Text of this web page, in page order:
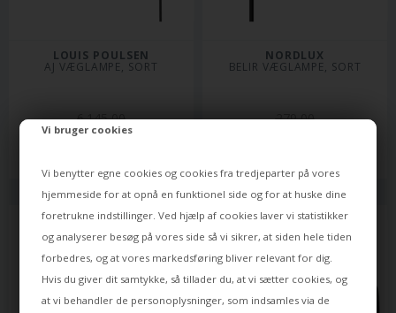
Vi bruger cookies
Vi benytter egne cookies og cookies fra tredjeparter på vores
hjemmeside for at opnå en funktionel side og for at huske dine
foretrukne indstillinger. Ved hjælp af cookies laver vi statistikker
og analyserer besøg på vores side så vi sikrer, at siden hele tiden
forbedres, og at vores markedsføring bliver relevant for dig.
Hvis du giver dit samtykke, så tillader du, at vi sætter cookies, og
at vi behandler de personoplysninger, som indsamles via de
LOUIS POULSEN
AJ VÆGLAMPE, SORT
6.145,00
4.295,00DKK
NORDLUX
BELIR VÆGLAMPE, SORT
279,00